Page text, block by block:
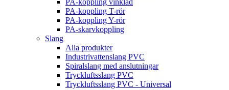
PA-koppling vinklad
PA-koppling T-rör
PA-koppling Y-rör
PA-skarvkoppling
Slang
Alla produkter
Industrivattenslang PVC
Spiralslang med anslutningar
Tryckluftsslang PVC
Tryckluftsslang PVC - Universal